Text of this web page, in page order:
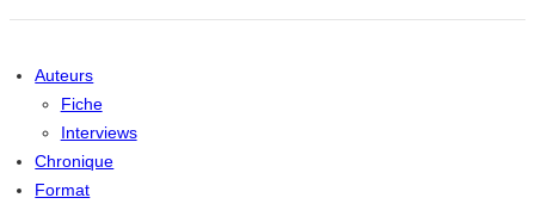
Auteurs
Fiche
Interviews
Chronique
Format